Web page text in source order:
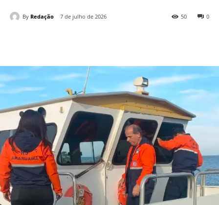
By Redação 7 de julho de 2026 0
50